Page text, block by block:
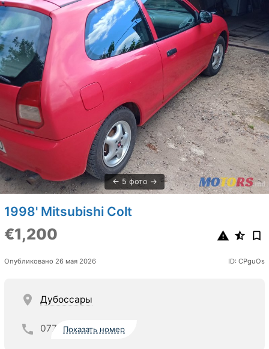
5 фото
1998' Mitsubishi Colt
€1,200
Опубликовано 26 мая 2026 ID: CPguOs
Дубоссары
077 Показать номер